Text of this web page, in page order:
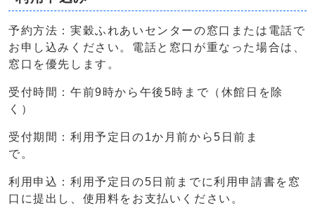
予約方法：実穀ふれあいセンターの窓口または電話で
お申し込みください。電話と窓口が重なった場合は、
窓口を優先します。
受付時間：午前9時から午後5時まで（休館日を除
く）
受付期間：利用予定日の1か月前から5日前ま
で。
利用申込：利用予定日の5日前までに利用申請書を窓
口に提出し、使用料をお支払いください。